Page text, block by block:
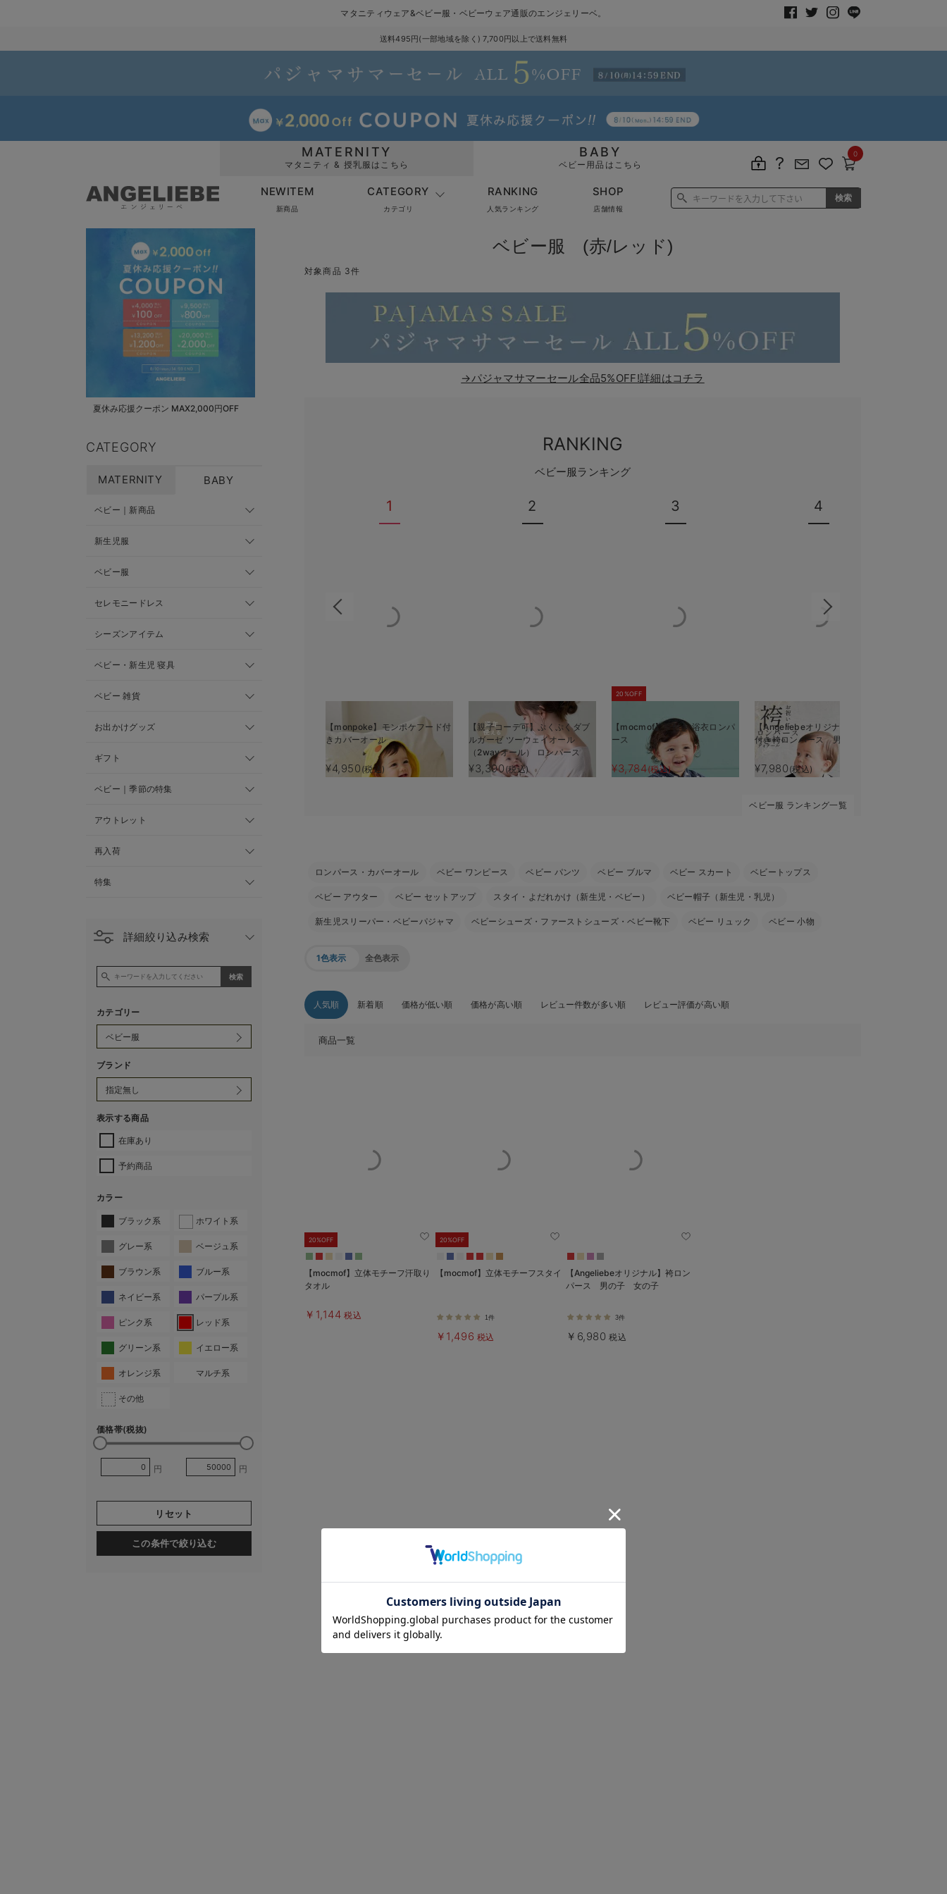
マタニティウェア&ベビー服・ベビーウェア通販のエンジェリーベ。
送料495円(一部地域を除く) 7,700円以上で送料無料
MATERNITY
マタニティ & 授乳服はこちら
BABY
ベビー用品はこちら
0
NEWITEM
新商品
CATEGORY
カテゴリ
RANKING
人気ランキング
SHOP
店舗情報
夏休み応援クーポン MAX2,000円OFF
CATEGORY
MATERNITY BABY
ベビー｜新商品
新生児服
ベビー服
セレモニードレス
シーズンアイテム
ベビー・新生児 寝具
ベビー 雑貨
お出かけグッズ
ギフト
ベビー｜季節の特集
アウトレット
再入荷
特集
詳細絞り込み検索
カテゴリー
ブランド
表示する商品
在庫あり
予約商品
カラー
ブラック系 ホワイト系
グレー系 ベージュ系
ブラウン系 ブルー系
ネイビー系 パープル系
ピンク系 レッド系
グリーン系 イエロー系
オレンジ系 マルチ系
その他
価格帯(税抜)
円 円
リセット
この条件で絞り込む
ベビー服 (赤/レッド)
対象商品 3件
→パジャマサマーセール全品5%OFF!詳細はコチラ
RANKING
ベビー服ランキング
1
【monpoke】モンポケフード付
きカバーオール
¥4,950 (税込)
2
【親子コーデ可】ぷくぷくダブ
ルガーゼ ツーウェイオール
（2wayオール） ロンパース
¥3,390 (税込)
3
20%OFF
【mocmof】帯付き 浴衣ロンパ
ース
¥3,784(税込)
4
【Angeliebeオリジナル】羽織
付き袴ロンパース 男の子
¥7,980 (税込)
ベビー服 ランキング一覧
ロンパース・カバーオール ベビー ワンピース ベビー パンツ ベビー ブルマ ベビー スカート ベビートップス
ベビー アウター ベビー セットアップ スタイ・よだれかけ（新生児・ベビー） ベビー帽子（新生児・乳児）
新生児スリーパー・ベビーパジャマ ベビーシューズ・ファーストシューズ・ベビー靴下 ベビー リュック ベビー 小物
1色表示 全色表示
人気順 新着順 価格が低い順 価格が高い順 レビュー件数が多い順 レビュー評価が高い順
商品一覧
20%OFF
【mocmof】立体モチーフ汗取り
タオル
￥1,144 税込
20%OFF
【mocmof】立体モチーフスタイ
1件
￥1,496 税込
【Angeliebeオリジナル】袴ロン
パース 男の子 女の子
3件
￥6,980 税込
お気に入り商品を確認する